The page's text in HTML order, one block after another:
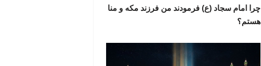
چرا امام سجاد (ع) فرمودند من فرزند مکه و منا
هستم؟